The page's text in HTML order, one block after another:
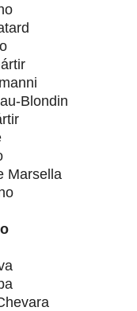
Blondin
Marsella